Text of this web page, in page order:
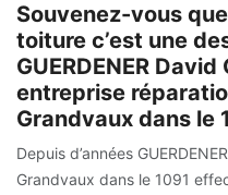
Souvenez-vous
toiture c’est une
GUERDENER
entreprise
Grandvaux dans le
Depuis d’années
Grandvaux dans le 1091